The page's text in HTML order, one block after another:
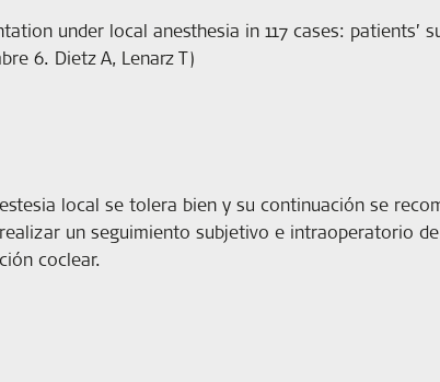
under local anesthesia in 117 cases: patients’
6. Dietz A, Lenarz T)
local se tolera bien y su continuación se
un seguimiento subjetivo e intraoperatorio
coclear.